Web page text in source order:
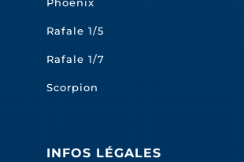
Phoenix
Rafale 1/5
Rafale 1/7
Scorpion
INFOS LÉGALES